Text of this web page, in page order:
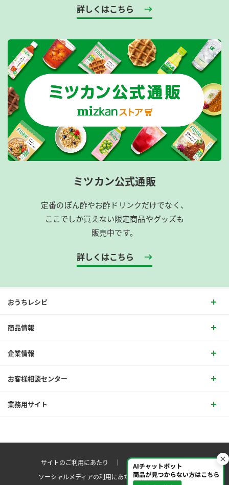
詳しくはこちら
ミツカン公式通販
定番のぽん酢やお酢ドリンクだけでなく、
ここでしか買えない限定商品やグッズも
販売中です。
詳しくはこちら
おうちレシピ
商品情報
企業情報
お客様相談センター
業務用サイト
サイトのご利用にあたり ｜プライバシーポリシー
ソーシャルメディアの利用にあたりサイトマップ ｜